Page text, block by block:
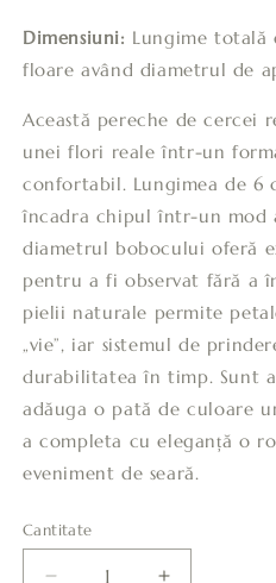
Dimensiuni: Lungime totală
floare având diametrul de
Această pereche de cercei
unei flori reale într-un
confortabil. Lungimea de 6
încadra chipul într-un mod
diametrul bobocului oferă
pentru a fi observat fără a
pielii naturale permite
„vie”, iar sistemul de
durabilitatea în timp. Sunt
adăuga o pată de culoare
a completa cu eleganță o
eveniment de seară.
Cantitate
Cantitate